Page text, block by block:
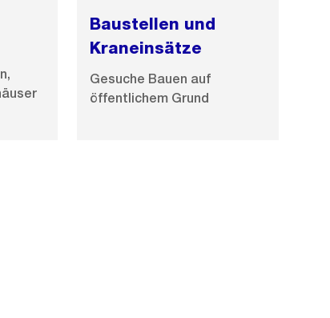
Baustellen und
Kraneinsätze
Gesuche Bauen auf
öffentlichem Grund